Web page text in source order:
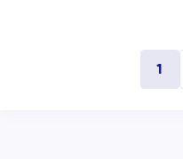
1